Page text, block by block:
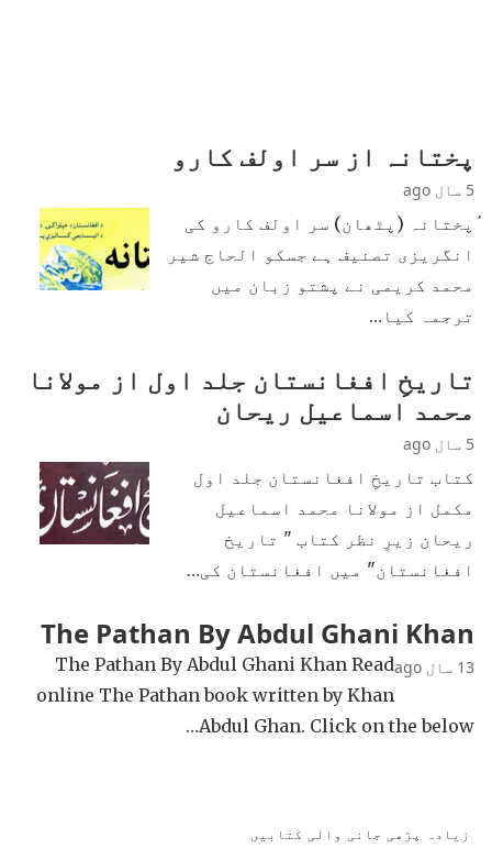
پختانہ از سر اولف کارو
5 سال ago
ٔٔپختانہ (پٹھان) سر اولف کارو کی
انگریزی تصنیف ہے جسکو الحاج شیر
محمد کریمی نے پشتو زبان میں
ترجمہ کیا…
تاریخِ افغانستان جلد اول از مولانا
محمد اسماعیل ریحان
5 سال ago
کتاب تاریخِ افغانستان جلد اول
مکمل از مولانا محمد اسماعیل
ریحان زیرِ نظر کتاب " تاریخ
افغانستان" میں افغانستان کی…
The Pathan By Abdul Ghani Khan
13 سال ago
The Pathan By Abdul Ghani Khan Read
online The Pathan book written by Khan
Abdul Ghan. Click on the below…
زیادہ پڑھی جانی والی کتابیں